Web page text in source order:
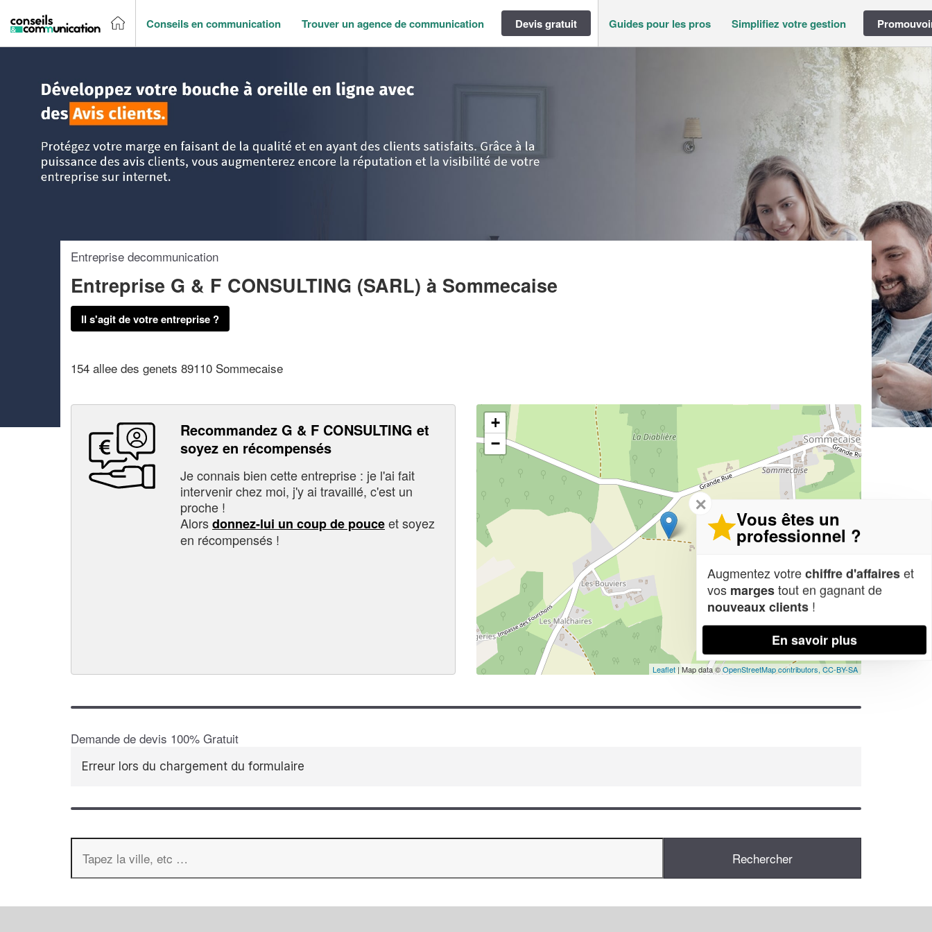
Conseils en communication Trouver un agence de communication Devis gratuit Guides pour les pros Simplifiez votre gestion
Entreprise decommunication
Entreprise G & F CONSULTING (SARL) à Sommecaise
Il s'agit de votre entreprise ?
154 allee des genets 89110 Sommecaise
Recommandez G & F CONSULTING et
soyez en récompensés
Je connais bien cette entreprise : je l'ai fait
intervenir chez moi, j'y ai travaillé, c'est un
proche !
Alorsdonnez-lui un coup de pouceet soyez
en récompensés !
+
−
Leaflet | Map data ©OpenStreetMap contributors, CC-BY-SA
Demande de devis 100% Gratuit
Erreur lors du chargement du formulaire
✕
Vous êtes un
professionnel ?
Augmentez votrechiffre d'affaireset
vos margestout en gagnant de
nouveaux clients !
En savoir plus